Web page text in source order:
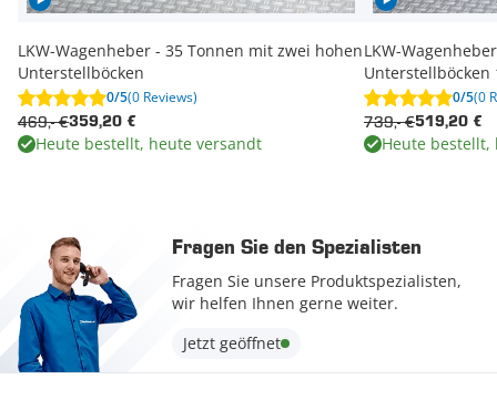
LKW-Wagenheber - 35 Tonnen mit zwei hohen
Unterstellböcken
0/5(0 Reviews)
359,20 €
469,- €
Heute bestellt, heute versandt
LKW-
Unterstellböcken
0/5(0
519,20 €
739,- €
Heute bestellt,
Fragen Sie den Spezialisten
Fragen Sie unsere Produktspezialisten,
wir helfen Ihnen gerne weiter.
Jetzt geöffnet